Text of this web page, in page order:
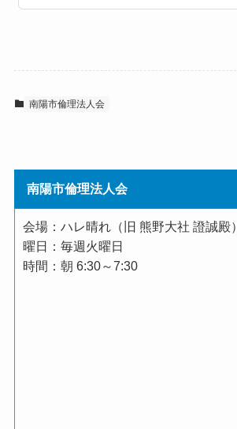
南陽市倫理法人会
南陽市倫理法人会
会場：ハレ晴れ（旧 熊野大社 證誠殿）
曜日：毎週火曜日
時間：朝 6:30～7:30